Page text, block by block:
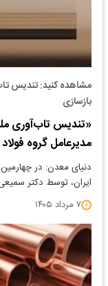
مشاهده کنید: تندیس
بازسازی
«تندیس تاب‌آوری
مدیرعامل گروه
دنیای معدن: در
ایران، توسط دکتر
۷ مرداد ۱۴۰۵